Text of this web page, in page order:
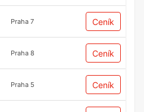
Praha 7 Ceník
Praha 8 Ceník
Praha 5 Ceník